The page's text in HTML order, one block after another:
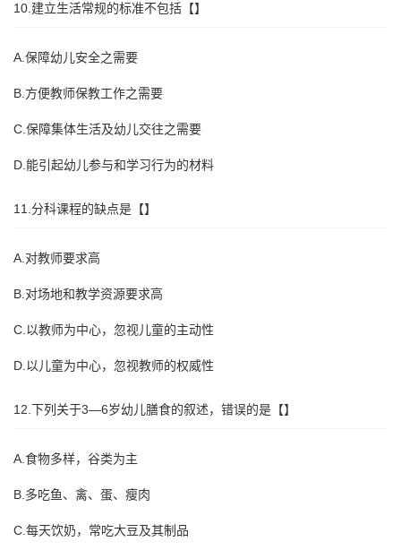
10.建立生活常规的标准不包括【】
A.保障幼儿安全之需要
B.方便教师保教工作之需要
C.保障集体生活及幼儿交往之需要
D.能引起幼儿参与和学习行为的材料
11.分科课程的缺点是【】
A.对教师要求高
B.对场地和教学资源要求高
C.以教师为中心，忽视儿童的主动性
D.以儿童为中心，忽视教师的权威性
12.下列关于3—6岁幼儿膳食的叙述，错误的是【】
A.食物多样，谷类为主
B.多吃鱼、禽、蛋、瘦肉
C.每天饮奶，常吃大豆及其制品